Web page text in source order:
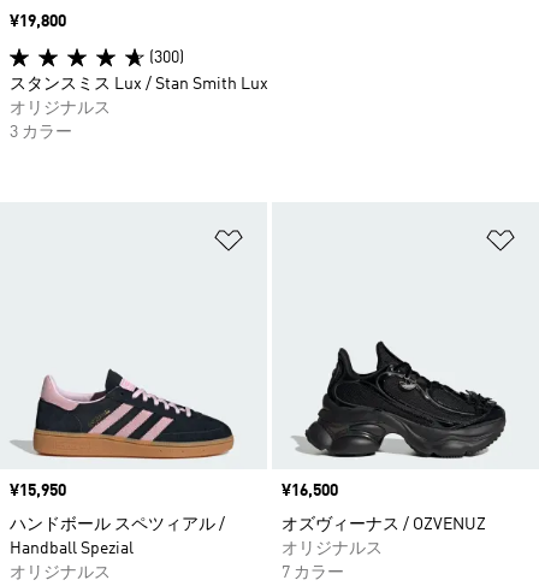
価格
¥15,950
ハンドボール スペツィアル /
Handball Spezial
オリジナルス
価格
¥16,500
オズヴィーナス / OZVENUZ
オリジナルス
7 カラー
価格
¥19,800
(300)
スタンスミス Lux / Stan Smith Lux
オリジナルス
3 カラー